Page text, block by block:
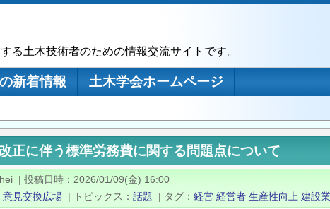
る土木技術者のための情報交流サイトです。
新着情報
土木学会ホームページ
正に伴う標準労務費に関する問題点について
| 投稿日時
2026/01/09(金) 16:00
意見交換広場 | トピックス 話題 | タグ 経営 経営者 生産性向上 建設